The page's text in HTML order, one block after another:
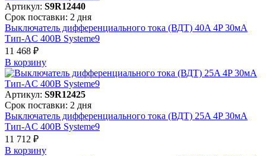
Артикул: S9R12440
Срок поставки: 2 дня
Выключатель дифференциального тока (ВДТ) 40A 4P 30мА
Тип-AC 400В Systeme9
11 468 ₽
В корзинy
Артикул: S9R12425
Срок поставки: 2 дня
Выключатель дифференциального тока (ВДТ) 25A 4P 30мА
Тип-AC 400В Systeme9
11 712 ₽
В корзинy